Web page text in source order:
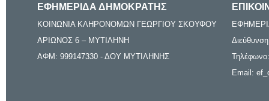
ΕΦΗΜΕΡΙΔΑ ΔΗΜΟΚΡΑΤΗΣ
ΚΟΙΝΩΝΙΑ ΚΛΗΡΟΝΟΜΩΝ ΓΕΩΡΓΙΟΥ ΣΚΟΥΦΟΥ
ΑΡΙΩΝΟΣ 6 – ΜΥΤΙΛΗΝΗ
ΑΦΜ: 999147330 - ΔΟΥ ΜΥΤΙΛΗΝΗΣ
Email: